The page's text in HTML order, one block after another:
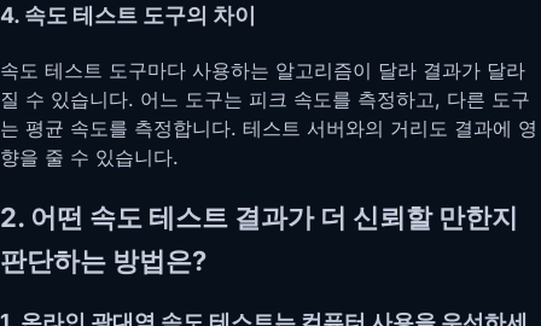
4. 속도 테스트 도구의 차이
속도 테스트 도구마다 사용하는 알고리즘이 달라 결과가 달라
질 수 있습니다. 어느 도구는 피크 속도를 측정하고, 다른 도구
는 평균 속도를 측정합니다. 테스트 서버와의 거리도 결과에 영
향을 줄 수 있습니다.
2. 어떤 속도 테스트 결과가 더 신뢰할 만한지
판단하는 방법은?